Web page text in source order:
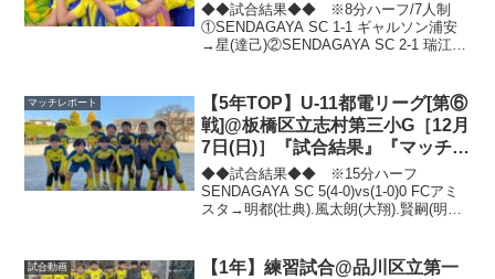
◆◆試合結果◆◆ ※8分ハーフ/7人制
①SENDAGAYA SC 1-1 ギャルソン浦安
→星(達己)②SENDAGAYA SC 2-1 瑞江
フ/...
マッチレポート
【5年TOP】U-11都電リーグ[第⑥
戦]@板橋区立志村第三小G［12月
7日(日)］『試合結果』『マッチレ
ポート』『試合動画』
◆◆試合結果◆◆ ※15分ハーフ
SENDAGAYA SC 5(4-0)vs(1-0)0 FCアミ
スタ→明都(壮典).風太朗(大翔).賢嗣(明
試合動画
【1年】練習試合@品川区立第一